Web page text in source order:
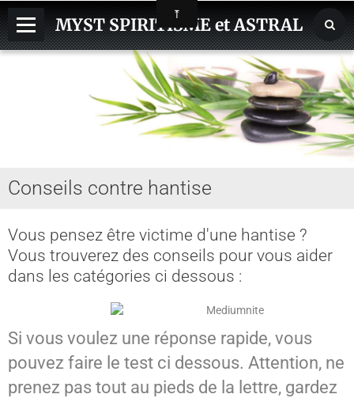
MYST SPIRITISME et ASTRAL
ASTRAL, SPHERES, TERRE
REINCARNATION
CHAKRA - CORPS SUBTILS
GUERISSEURS - MAGNETISME
VOYANCE - DIVINATION
SPIRITISME - MESSAGES
Conseils contre hantise
Vous pensez être victime d'une hantise ?
Vous trouverez des conseils pour vous aider
dans les catégories ci dessous :
Si vous voulez une réponse rapide, vous
pouvez faire le test ci dessous. Attention, ne
prenez pas tout au pieds de la lettre, gardez